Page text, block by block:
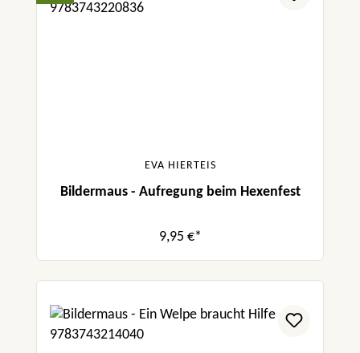
EVA HIERTEIS
Bildermaus - Aufregung beim Hexenfest
9,95 €*